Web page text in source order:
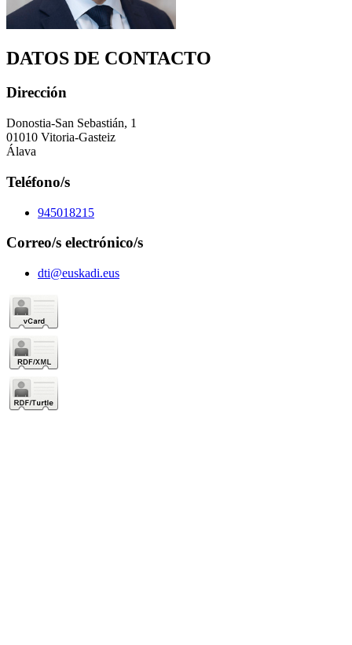
DATOS DE CONTACTO
Dirección
Donostia-San Sebastián, 1
01010 Vitoria-Gasteiz
Álava
Teléfono/s
945018215
Correo/s electrónico/s
dti@euskadi.eus